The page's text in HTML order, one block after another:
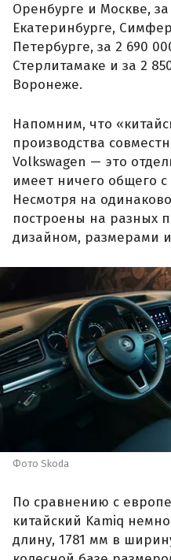
Оренбурге и Москве,
Екатеринбурге,
Петербурге, за 2 690
Стерлитамаке и за 2
Воронеже.
Напомним, что
производства
Volkswagen — это
имеет ничего общего
Несмотря на
построены на разных
дизайном, размерами
Фото Skoda
По сравнению с
китайский Kamiq
длину, 1781 мм в